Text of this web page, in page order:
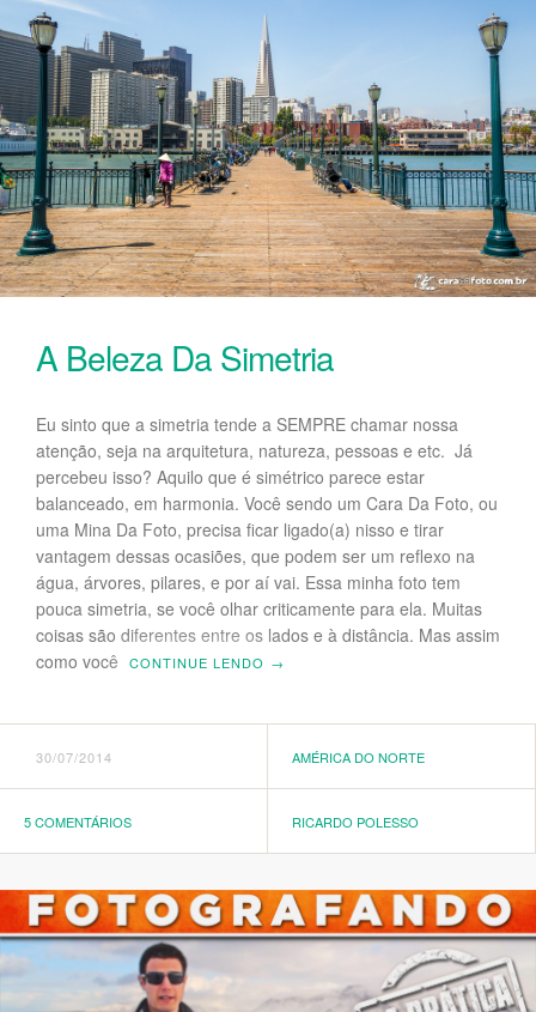
A Beleza Da Simetria
Eu sinto que a simetria tende a SEMPRE chamar nossa
atenção, seja na arquitetura, natureza, pessoas e etc. Já
percebeu isso? Aquilo que é simétrico parece estar
balanceado, em harmonia. Você sendo um Cara Da Foto, ou
uma Mina Da Foto, precisa ficar ligado(a) nisso e tirar
vantagem dessas ocasiões, que podem ser um reflexo na
água, árvores, pilares, e por aí vai. Essa minha foto tem
pouca simetria, se você olhar criticamente para ela. Muitas
coisas são diferentes entre os lados e à distância. Mas assim
como você
CONTINUE LENDO →
30/07/2014 AMÉRICA DO NORTE
5 COMENTÁRIOS RICARDO POLESSO